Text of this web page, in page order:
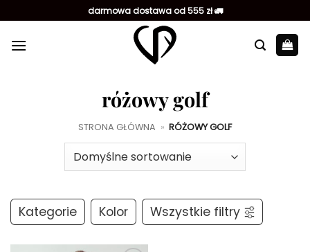
do
zawartości
darmowa dostawa od 555 zł 🚛
różowy golf
STRONA GŁÓWNA » RÓŻOWY GOLF
Kategorie Kolor Wszystkie filtry